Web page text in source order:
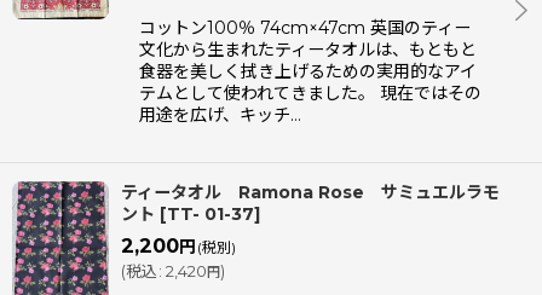
コットン100％ 74cm×47cm 英国のティー
文化から生まれたティータオルは、もともと
食器を美しく拭き上げるための実用的なアイ
テムとして使われてきました。 現在ではその
用途を広げ、キッチ…
ティータオル Ramona Rose サミュエルラモ
ント [TT- 01-37]
2,200円 (税別)
(税込: 2,420 円)